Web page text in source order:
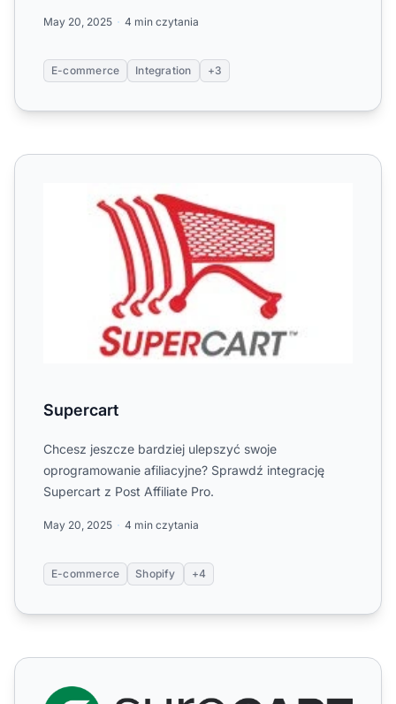
May 20, 2025 4 min czytania
E-commerce Integration +3
Supercart
Supercart
Chcesz jeszcze bardziej ulepszyć swoje
oprogramowanie afiliacyjne? Sprawdź integrację
Supercart z Post Affiliate Pro.
May 20, 2025 4 min czytania
E-commerce Shopify +4
SureCart